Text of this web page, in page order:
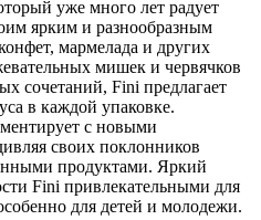
уже много лет радует
ярким и разнообразным
мармелада и других
мишек и червячков
сочетаний, Fini предлагает
в каждой упаковке.
с новыми
своих поклонников
продуктами. Яркий
Fini привлекательными для
для детей и молодежи.